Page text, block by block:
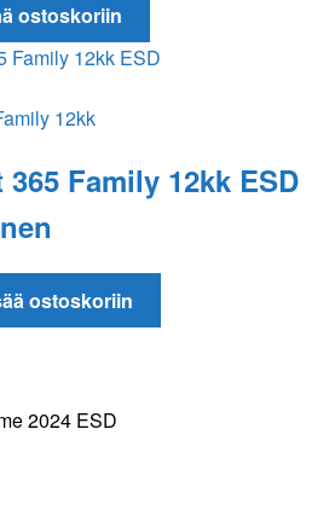
ostoskoriin
12kk
Family 12kk ESD
ostoskoriin